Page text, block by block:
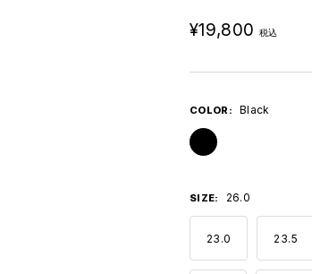
セ
ル
価
格
¥19,800
SIZE: 26.0
23.0 23.5
COLOR: Black
Black